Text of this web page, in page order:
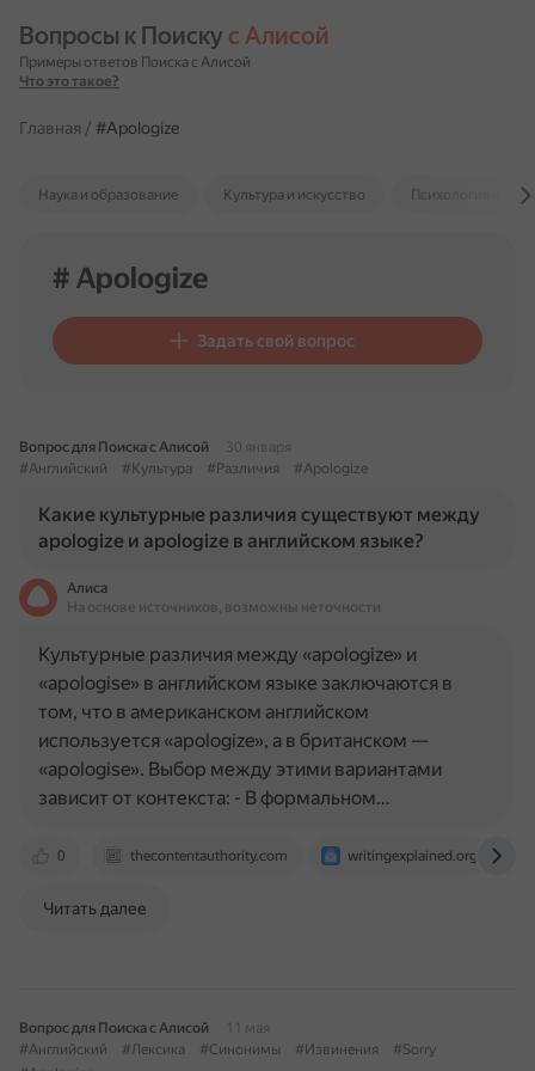
Вопросы к Поиску с Алисой
Примеры ответов Поиска с Алисой
Что это такое?
Главная / #Apologize
Наука и образование Культура и искусство Психология и
# Apologize
Задать свой вопрос
Вопрос для Поиска с Алисой
30 января
#Английский
#Культура #Различия #Apologize
Какие культурные различия существуют между
apologize и apologize в английском языке?
Алиса
На основе источников, возможны неточности
0 thecontentauthority.com writingexplained.org
Культурные различия между «apologize» и
«apologise» в английском языке заключаются в
том, что в американском английском
используется «apologize», а в британском —
«apologise». Выбор между этими вариантами
зависит от контекста: - В формальном…
Читать далее
Вопрос для Поиска с Алисой
11 мая
#Английский
#Лексика #Синонимы #Извинения
#Sorry